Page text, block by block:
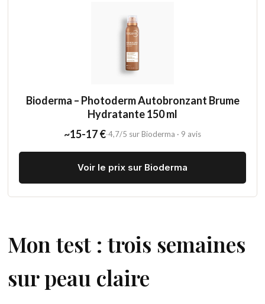
Bioderma – Photoderm Autobronzant Brume
Hydratante 150 ml
~15-17 €·4,7/5 sur Bioderma · 9 avis
Voir le prix sur Bioderma
Mon test : trois semaines
sur peau claire